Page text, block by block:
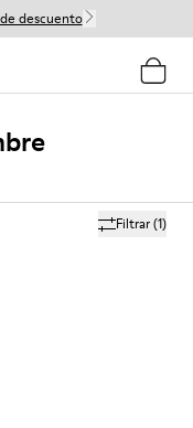
descuento
Filtrar(1)